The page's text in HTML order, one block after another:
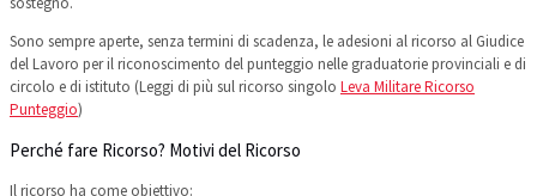
Sono sempre aperte, senza termini di scadenza, le adesioni al ricorso al Giudice
del Lavoro per il riconoscimento del punteggio nelle graduatorie provinciali e di
circolo e di istituto (Leggi di più sul ricorso singolo Leva Militare Ricorso
Punteggio)
Perché fare Ricorso? Motivi del Ricorso
Il ricorso ha come obiettivo: